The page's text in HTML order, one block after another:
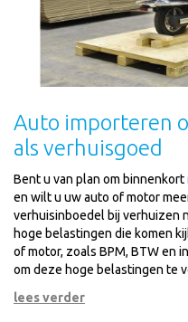
Auto importeren
als verhuisgoed
Bent u van plan om binnenkort
en wilt u uw auto of motor
verhuisinboedel bij verhuizen
hoge belastingen die komen
of motor, zoals BPM, BTW en
om deze hoge belastingen te
lees verder